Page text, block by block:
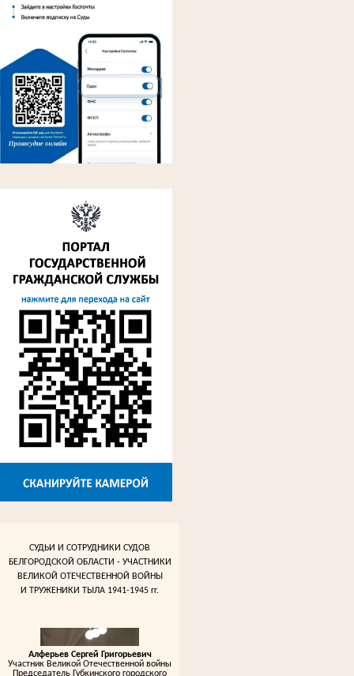
СУДЬИ И СОТРУДНИКИ СУДОВ
БЕЛГОРОДСКОЙ ОБЛАСТИ - УЧАСТНИКИ
ВЕЛИКОЙ ОТЕЧЕСТВЕННОЙ ВОЙНЫ
И ТРУЖЕНИКИ ТЫЛА 1941-1945 гг.
Алферьев Сергей Григорьевич
Участник Великой Отечественной войны
Председатель Губкинского городского